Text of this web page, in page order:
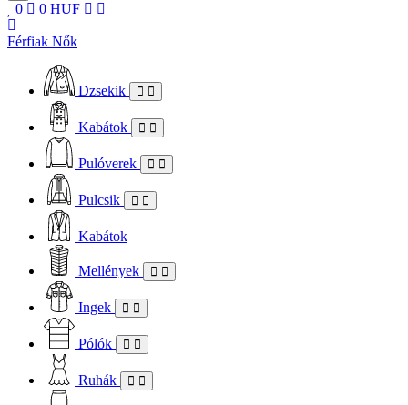
0 0 HUF
Férfiak Nők
Dzsekik
Kabátok
Pulóverek
Pulcsik
Kabátok
Mellények
Ingek
Pólók
Ruhák